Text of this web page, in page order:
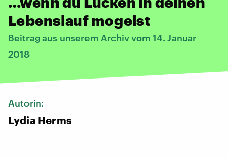
Lebenslauf mogelst
Beitrag aus unserem Archiv vom 14. Januar
2018
Autorin:
Lydia Herms